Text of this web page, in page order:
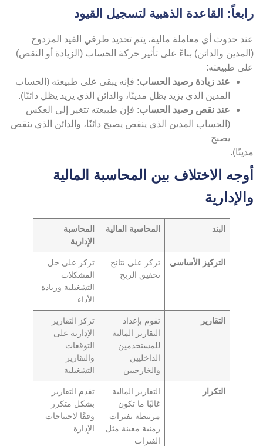
القاعدة الذهبية لتسجيل القيود
حدوث أي معاملة مالية، يتم تحديد طرفي القيد المزدوج
والدائن) بناءً على تأثير حركة الحساب (الزيادة أو النقص)
طبيعته:
عند زيادة رصيد الحساب: فإنه يبقى على طبيعته (الحساب
المدين الذي يزيد يظل مدينًا، والدائن الذي يزيد يظل دائنًا).
عند نقص رصيد الحساب: فإن طبيعته تتغير إلى العكس
(الحساب المدين الذي ينقص يصبح دائنًا، والدائن الذي ينقص
يصبح
الاختلاف بين المحاسبة المالية
المحاسبة المالية
المحاسبة
الإدارية
التركيز الأساسي
تركز على نتائج
تحقيق الربح
تركز على حل
المشكلات
التشغيلية وزيادة
الأداء
التقارير
تقوم بإعداد
التقارير المالية
للمستخدمين
الداخليين
والخارجيين
تركز التقارير
الإدارية على
التوقعات
والتقارير
التشغيلية
التكرار
التقارير المالية
غالبًا ما تكون
مرتبطة بفترات
زمنية معينة مثل
الفترات
تقدم التقارير
بشكل متكرر
وفقًا لاحتياجات
الإدارة